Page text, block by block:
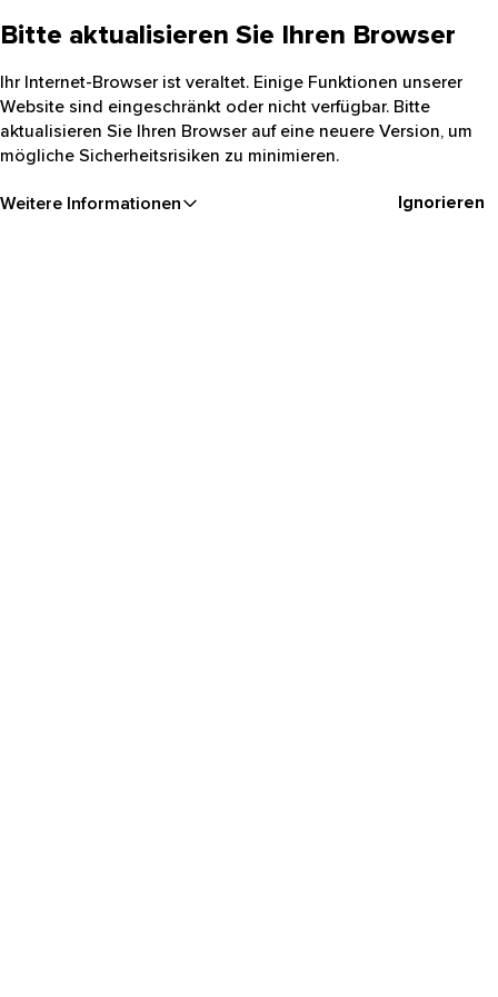
Bitte aktualisieren Sie Ihren Browser
Ihr Internet-Browser ist veraltet. Einige Funktionen unserer
Website sind eingeschränkt oder nicht verfügbar. Bitte
aktualisieren Sie Ihren Browser auf eine neuere Version, um
mögliche Sicherheitsrisiken zu minimieren.
Weitere Informationen Ignorieren